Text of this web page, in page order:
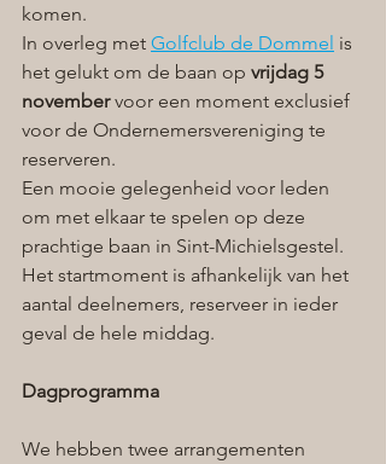
komen.
In overleg met Golfclub de Dommel is
het gelukt om de baan op vrijdag 5
november voor een moment exclusief
voor de Ondernemersvereniging te
reserveren.
Een mooie gelegenheid voor leden
om met elkaar te spelen op deze
prachtige baan in Sint-Michielsgestel.
Het startmoment is afhankelijk van het
aantal deelnemers, reserveer in ieder
geval de hele middag.
Dagprogramma
We hebben twee arrangementen